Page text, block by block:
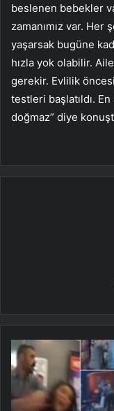
beslenen bebekler
zamanımız var. Her
yaşarsak bugüne
hızla yok olabilir.
gerekir. Evlilik
testleri başlatıldı.
doğmaz” diye